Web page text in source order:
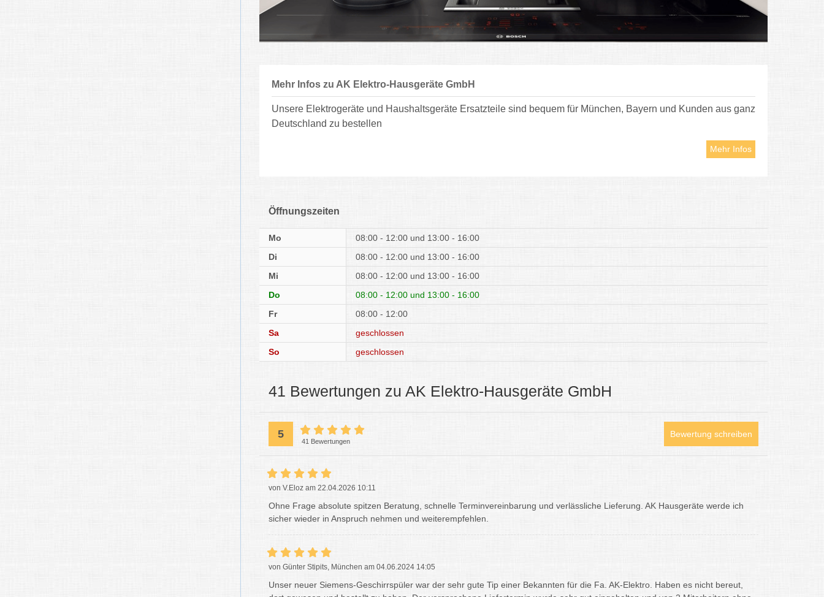
Mehr Infos zu AK Elektro-Hausgeräte GmbH
Unsere Elektrogeräte und Haushaltsgeräte Ersatzteile sind bequem für München, Bayern und Kunden aus ganz
Deutschland zu bestellen
Mehr Infos
Öffnungszeiten
Mo 08:00 - 12:00
13:00 - 16:00
Di
08:00 - 12:00
13:00 - 16:00
Mi
08:00 - 12:00
13:00 - 16:00
Do
08:00 - 12:00
13:00 - 16:00
Fr
08:00 - 12:00
Sa
geschlossen
So
geschlossen
41 Bewertungen zu AK Elektro-Hausgeräte GmbH
5
41 Bewertungen
Bewertung schreiben
von V.Eloz am 22.04.2026 10:11
Ohne Frage absolute spitzen Beratung, schnelle Terminvereinbarung und verlässliche Lieferung. AK Hausgeräte werde ich
sicher wieder in Anspruch nehmen und weiterempfehlen.
von Günter Stipits, München am 04.06.2024 14:05
Unser neuer Siemens-Geschirrspüler war der sehr gute Tip einer Bekannten für die Fa. AK-Elektro. Haben es nicht bereut,